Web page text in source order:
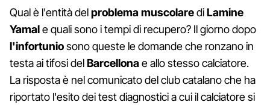
Qual è l'entità delproblema muscolarediLamine
Yamale quali sono i tempi di recupero? Il giorno dopo
l'infortuniosono queste le domande che ronzano in
testa ai tifosi delBarcellonae allo stesso calciatore.
La risposta è nel comunicato del club catalano che ha
riportato l'esito dei test diagnostici a cui il calciatore si